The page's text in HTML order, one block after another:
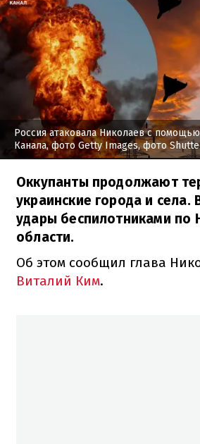
Россия атаковала Николаев с
Канала, фото Getty Images, фото
Оккупанты продолжают
украинские города и села.
удары беспилотниками по
области.
Об этом сообщил глава
Виталий Ким.